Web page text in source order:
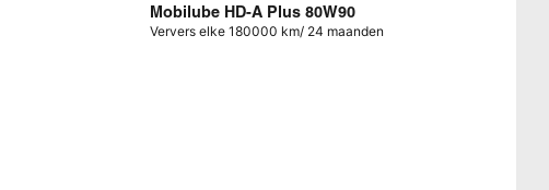
Mobilube HD-A Plus 80W90
Ververs elke 180000 km/ 24 maanden